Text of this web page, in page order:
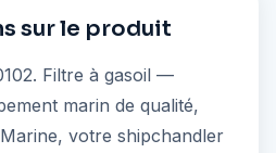
sur le produit
Filtre à gasoil —
marin de qualité,
votre shipchandler